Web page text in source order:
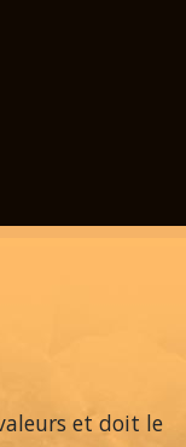
et doit le